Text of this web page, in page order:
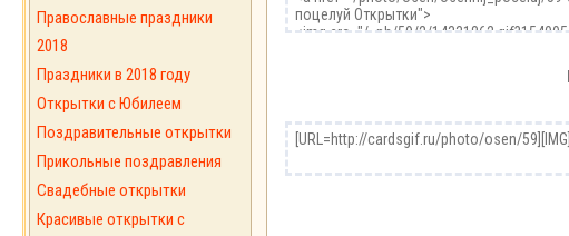
Православные праздники
2018
Праздники в 2018 году
Открытки с Юбилеем
Поздравительные открытки
Прикольные поздравления
Свадебные открытки
Красивые открытки с